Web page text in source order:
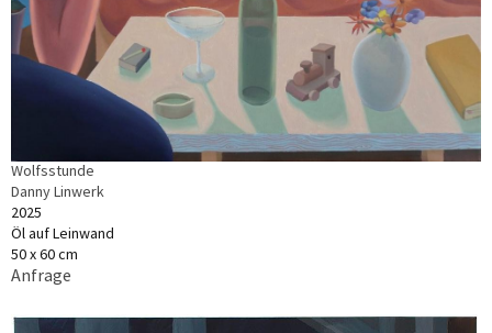
Wolfsstunde
Danny Linwerk
2025
Öl auf Leinwand
50 x 60 cm
Anfrage